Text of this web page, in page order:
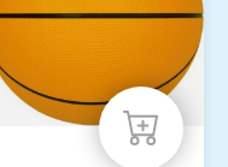
Varianten
Optionen
können